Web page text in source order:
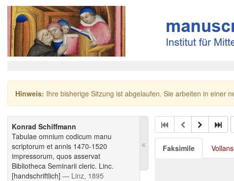
Hinweis: Ihre bisherige Sitzung ist abgelaufen. Sie arbeiten in einer
Konrad Schiffmann
Tabulae omnium codicum manu
scriptorum et annis 1470-1520
impressorum, quos asservat
Bibliotheca Seminarii cleric. Linc.
[handschriftlich] — Linz, 1895
Faksimile